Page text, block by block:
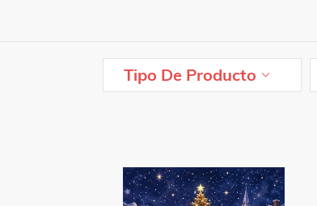
Tipo De Producto
Diamond
Painting